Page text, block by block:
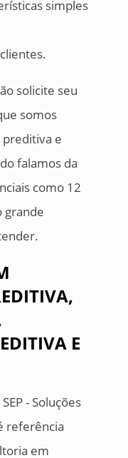
simples
solicite seu
somos
e
falamos da
como 12
grande
E
- Soluções
referência
em